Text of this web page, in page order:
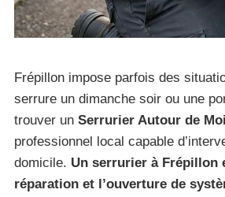
Frépillon impose parfois des
serrure un dimanche soir ou une
trouver un Serrurier Autour de Moi
professionnel local capable
domicile. Un serrurier à Frépillon
réparation et l’ouverture de